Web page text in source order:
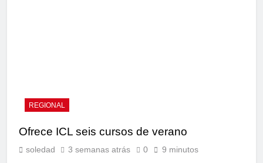
REGIONAL
Ofrece ICL seis cursos de verano
soledad 3 semanas atrás 0 9 minutos